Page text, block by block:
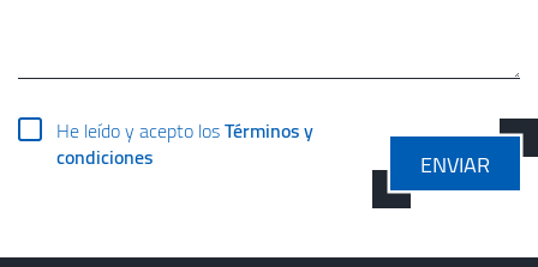
He leído y acepto losTérminos y
condiciones ENVIAR